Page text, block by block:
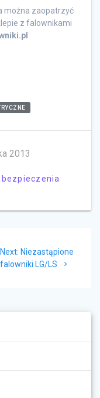
można zaopatrzyć
z falownikami
2013
Next: Next
post:
Niezastąpione
falowniki LG/LS